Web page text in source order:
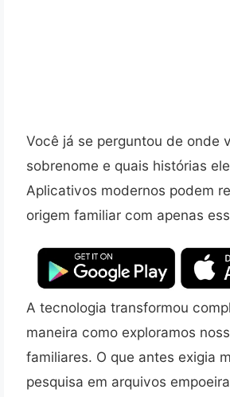
Você já se perguntou de onde
sobrenome e quais histórias
Aplicativos modernos podem
origem familiar com apenas
A tecnologia transformou
maneira como exploramos
familiares. O que antes exigia
pesquisa em arquivos